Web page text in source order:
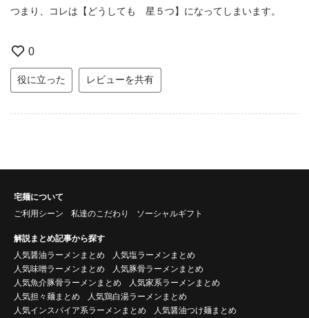
つまり、コレは【どうしても 星５つ】になってしまいます。
0
役に立った レビューを共有
宅麺について
ご利用シーン
私達のこだわり ソーシャルギフト
解説まとめ記事から探す
人気醤油ラーメンまとめ
人気塩ラーメンまとめ
人気味噌ラーメンまとめ
人気豚骨ラーメンまとめ
人気魚介豚骨ラーメンまとめ
人気家系ラーメンまとめ
人気担々麺まとめ
人気鶏白湯ラーメンまとめ
人気インスパイア系ラーメンまとめ
人気醤油つけ麺まとめ